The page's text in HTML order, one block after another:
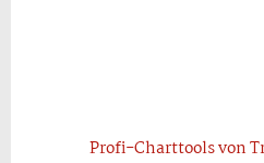
Profi-Charttools von